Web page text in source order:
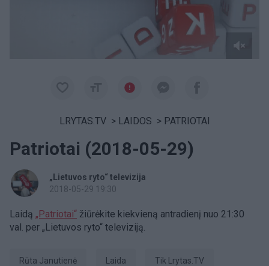
LRYTAS.TV > LAIDOS > PATRIOTAI
Patriotai (2018-05-29)
„Lietuvos ryto“ televizija
2018-05-29 19:30
Laidą „Patriotai“ žiūrėkite kiekvieną antradienį nuo 21:30
val. per „Lietuvos ryto“ televiziją.
Rūta Janutienė laida tik Lrytas.TV